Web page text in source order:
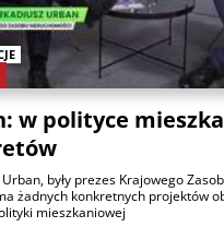
w polityce
były prezes Krajowego
żadnych konkretnych projektów
mieszkaniowej